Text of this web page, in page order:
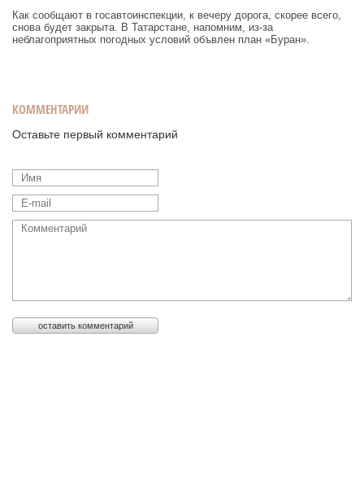
Как сообщают в госавтоинспекции, к вечеру дорога, скорее всего,
снова будет закрыта. В Татарстане, напомним, из-за
неблагоприятных погодных условий объвлен план «Буран».
КОММЕНТАРИИ
Оставьте первый комментарий